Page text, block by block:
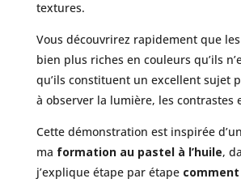
textures.
Vous découvrirez rapidement que
bien plus riches en couleurs qu’ils
qu’ils constituent un excellent sujet
à observer la lumière, les contrastes
Cette démonstration est inspirée
ma formation au pastel à l’huile,
j’explique étape par étape